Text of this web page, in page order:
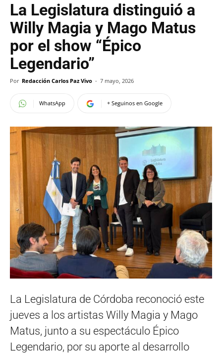
La Legislatura distinguió a
Willy Magia y Mago Matus
por el show “Épico
Legendario”
Por Redacción Carlos Paz Vivo - 7 mayo, 2026
WhatsApp + Seguinos en Google
La Legislatura de Córdoba reconoció este
jueves a los artistas Willy Magia y Mago
Matus, junto a su espectáculo Épico
Legendario, por su aporte al desarrollo